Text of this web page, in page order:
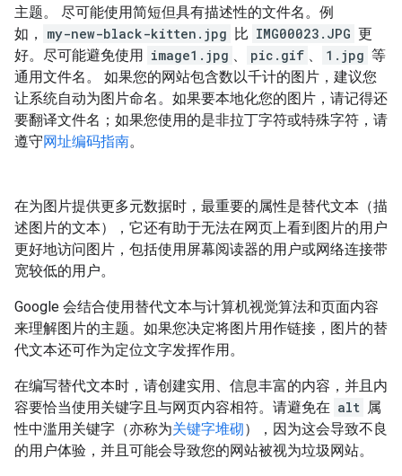
主题。 尽可能使用简短但具有描述性的文件名。例
如，
my-new-black-kitten.jpg 比 IMG00023.JPG 更
好。尽可能避免使用 image1.jpg pic.gif 1.jpg 等
通用文件名。 如果您的网站包含数以千计的图片，建议您
让系统自动为图片命名。如果要本地化您的图片，请记得还
要翻译文件名；如果您使用的是非拉丁字符或特殊字符，请
遵守网址编码指南。
在为图片提供更多元数据时，最重要的属性是替代文本（描
述图片的文本），它还有助于无法在网页上看到图片的用户
更好地访问图片，包括使用屏幕阅读器的用户或网络连接带
宽较低的用户。
Google 会结合使用替代文本与计算机视觉算法和页面内容
来理解图片的主题。如果您决定将图片用作链接，图片的替
代文本还可作为定位文字发挥作用。
在编写替代文本时，请创建实用、信息丰富的内容，并且内
容要恰当使用关键字且与网页内容相符。请避免在 alt 属
性中滥用关键字（亦称为关键字堆砌），因为这会导致不良
的用户体验，并且可能会导致您的网站被视为垃圾网站。